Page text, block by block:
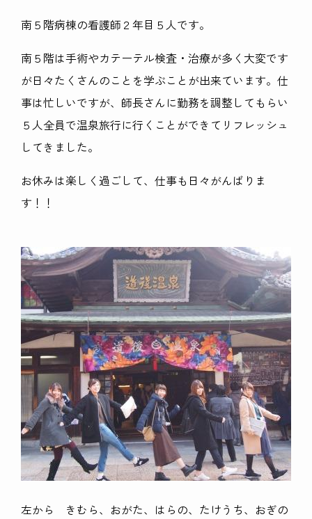
南５階病棟の看護師２年目５人です。
南５階は手術やカテーテル検査・治療が多く大変です
が日々たくさんのことを学ぶことが出来ています。仕
事は忙しいですが、師長さんに勤務を調整してもらい
５人全員で温泉旅行に行くことができてリフレッシュ
してきました。
お休みは楽しく過ごして、仕事も日々がんばりま
す！！
左から きむら、おがた、はらの、たけうち、おぎの